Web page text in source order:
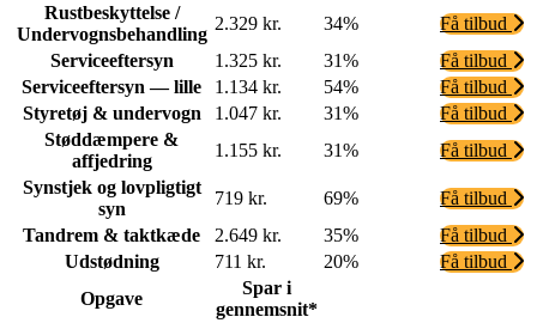
Rustbeskyttelse /
Undervognsbehandling
2.329 kr. 34%
Få tilbud
Serviceeftersyn
1.325 kr. 31%
Få tilbud
Serviceeftersyn — lille
1.134 kr. 54%
Få tilbud
Styretøj & undervogn
1.047 kr. 31%
Få tilbud
Støddæmpere &
affjedring
1.155 kr. 31%
Få tilbud
Synstjek og lovpligtigt
syn
719 kr. 69%
Få tilbud
Tandrem & taktkæde
2.649 kr. 35%
Få tilbud
Udstødning
711 kr. 20%
Få tilbud
Opgave
Spar i
gennemsnit*